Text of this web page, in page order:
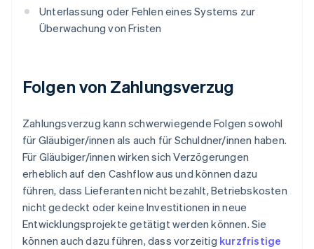
Unterlassung oder Fehlen eines Systems zur
Überwachung von Fristen
Folgen von Zahlungsverzug
Zahlungsverzug kann schwerwiegende Folgen sowohl
für Gläubiger/innen als auch für Schuldner/innen haben.
Für Gläubiger/innen wirken sich Verzögerungen
erheblich auf den Cashflow aus und können dazu
führen, dass Lieferanten nicht bezahlt, Betriebskosten
nicht gedeckt oder keine Investitionen in neue
Entwicklungsprojekte getätigt werden können. Sie
können auch dazu führen, dass vorzeitig kurzfristige